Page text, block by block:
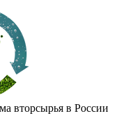
вторсырья в России